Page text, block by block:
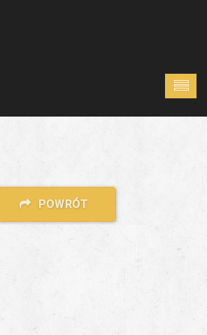
POWRÓT